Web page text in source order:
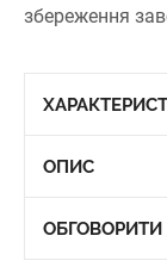
збереження
ОПИС
ОБГОВОРИТИ